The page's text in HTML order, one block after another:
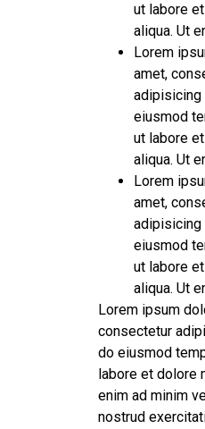
ut labore
aliqua. Ut
Lorem
amet,
eiusmod
ut labore
aliqua. Ut
Lorem
amet,
eiusmod
ut labore
aliqua. Ut
Lorem ipsum
consectetur
do eiusmod
labore et dolore
enim ad minim
nostrud